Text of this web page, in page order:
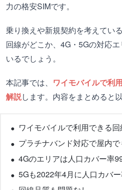
力の格安SIMです。
乗り換えや新規契約を考えてい
回線がどこか、4G・5Gの対応
いるでしょう。
本記事では、 ワイモバイルで利
解説します。内容をまとめると
ワイモバイルで利用できる
プラチナバンド対応で屋内
4Gのエリアは人口カバー率
5Gも2022年4月に人口カバ